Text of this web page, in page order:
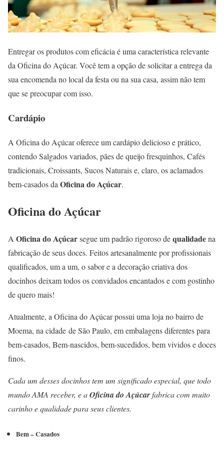
Entregar os produtos com eficácia é uma característica relevante
da Oficina do Açúcar. Você tem a opção de solicitar a entrega da
sua encomenda no local da festa ou na sua casa, assim não tem
que se preocupar com isso.
Cardápio
A Oficina do Açúcar oferece um cardápio delicioso e prático,
contendo Salgados variados, pães de queijo fresquinhos, Cafés
tradicionais, Croissants, Sucos Naturais e, claro, os aclamados
bem-casados da Oficina do Açúcar.
Oficina do Açúcar
A Oficina do Açúcarsegue um padrão rigoroso dequalidadena
fabricação de seus doces. Feitos artesanalmente por profissionais
qualificados, um a um, o sabor e a decoração criativa dos
docinhos deixam todos os convidados encantados e com gostinho
de quero mais!
Atualmente, a Oficina do Açúcar possui uma loja no bairro de
Moema, na cidade de São Paulo, em embalagens diferentes para
bem-casados, Bem-nascidos, bem-sucedidos, bem vividos e doces
finos.
Cada um desses docinhos tem um significado especial, que todo
mundo AMA receber, e aOficina do Açúcarfabrica com muito
carinho e qualidade para seus clientes.
Bem – Casados